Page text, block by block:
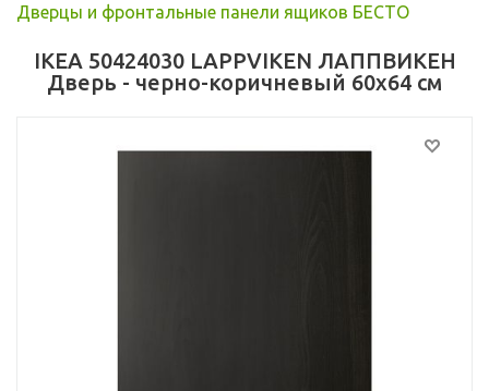
Дверцы и фронтальные панели ящиков БЕСТО
IKEA 50424030 LAPPVIKEN ЛАППВИКЕН
Дверь - черно-коричневый 60x64 см